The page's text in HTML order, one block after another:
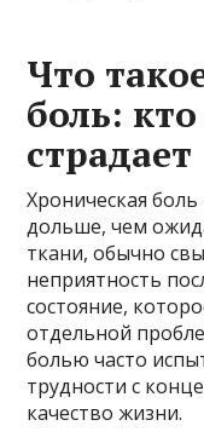
Что
боль:
страдает
Хроническая
дольше, чем
ткани, обычно
неприятность
состояние,
отдельной
болью часто
трудности с
качество жизни.